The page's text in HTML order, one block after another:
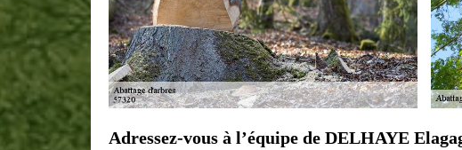
Adressez-vous à l’équipe de DELHAYE